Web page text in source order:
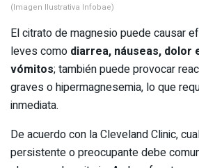
(Imagen Ilustrativa Infobae)
El citrato de magnesio puede causar
leves como diarrea, náuseas, dolor
vómitos; también puede provocar
graves o hipermagnesemia, lo que
inmediata.
De acuerdo con la Cleveland Clinic,
persistente o preocupante debe